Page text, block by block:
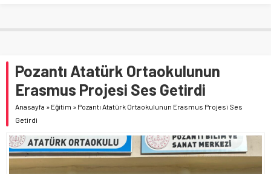
Pozantı Atatürk Ortaokulunun
Erasmus Projesi Ses Getirdi
Anasayfa » Eğitim » Pozantı Atatürk Ortaokulunun Erasmus Projesi Ses
Getirdi